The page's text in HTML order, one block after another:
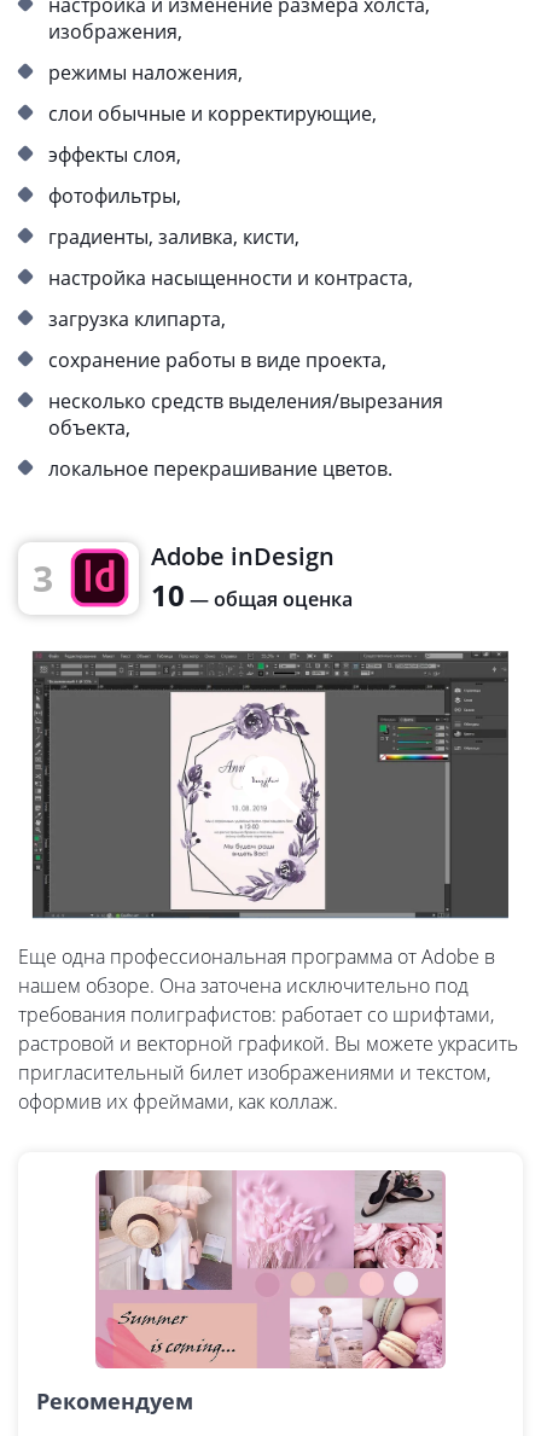
изображения,
режимы наложения,
слои обычные и корректирующие,
эффекты слоя,
фотофильтры,
градиенты, заливка, кисти,
настройка насыщенности и контраста,
загрузка клипарта,
сохранение работы в виде проекта,
несколько средств выделения/вырезания
объекта,
локальное перекрашивание цветов.
3 Adobe inDesign
10 — общая оценка
Еще одна профессиональная программа от Adobe в
нашем обзоре. Она заточена исключительно под
требования полиграфистов: работает со шрифтами,
растровой и векторной графикой. Вы можете украсить
пригласительный билет изображениями и текстом,
оформив их фреймами, как коллаж.
Рекомендуем